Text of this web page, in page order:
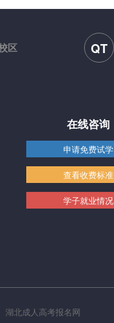
区 QT
在线咨询
申请免费试学
查看收费标准
学子就业情况
湖北成人高考报名网